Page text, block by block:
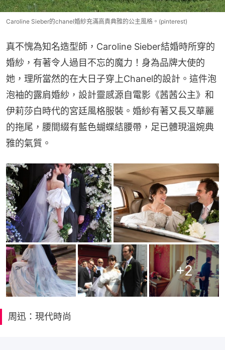
Caroline Sieber的chanel婚紗充滿高貴典雅的公主風格。(pinterest)
真不愧為知名造型師，Caroline Sieber結婚時所穿的
婚紗，有著令人過目不忘的魔力！身為品牌大使的
她，理所當然的在大日子穿上Chanel的設計。這件泡
泡袖的露肩婚紗，設計靈感源自電影《茜茜公主》和
伊莉莎白時代的宮廷風格服裝。婚紗有著又長又華麗
的拖尾，腰間綴有藍色蝴蝶結腰帶，足已體現溫婉典
雅的氣質。
+2
周迅：現代時尚